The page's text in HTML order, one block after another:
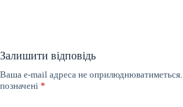
Залишити відповідь
Ваша e-mail адреса не оприлюднюватиметься.
позначені *